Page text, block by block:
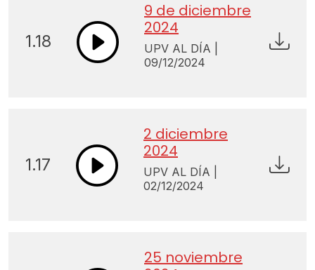
1.18
9 de diciembre
2024
UPV AL DÍA |
09/12/2024
1.17
2 diciembre
2024
UPV AL DÍA |
02/12/2024
25 noviembre